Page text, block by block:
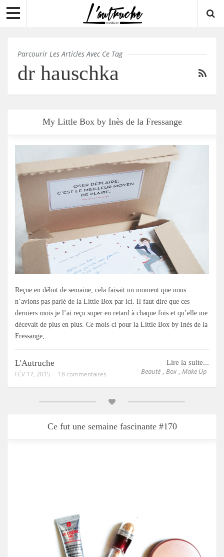
Parcourir Les Articles Avec Ce Tag
dr hauschka
My Little Box by Inès de la Fressange
Reçue en début de semaine, cela faisait un moment que nous
n’avions pas parlé de la Little Box par ici. Il faut dire que ces
derniers mois je l’ai reçu super en retard à chaque fois et qu’elle me
décevait de plus en plus. Ce mois-ci pour la Little Box by Inès de la
Fressange,…
Lire la suite...
Beauté Box Make Up
L'Autruche
FÉV 17, 2015 18 commentaires
Ce fut une semaine fascinante #170